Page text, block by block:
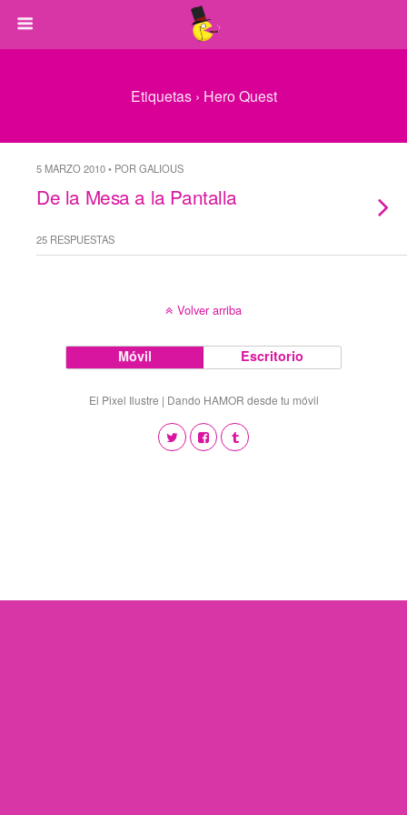
Etiquetas › Hero Quest
5 MARZO 2010 • POR GALIOUS
De la Mesa a la Pantalla
25 RESPUESTAS
Volver arriba
Móvil Escritorio
El Pixel Ilustre | Dando HAMOR desde tu móvil